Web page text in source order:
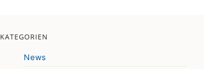
KATEGORIEN
News